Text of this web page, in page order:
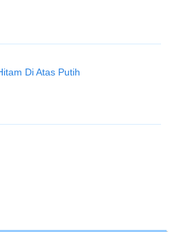
Di Atas Putih